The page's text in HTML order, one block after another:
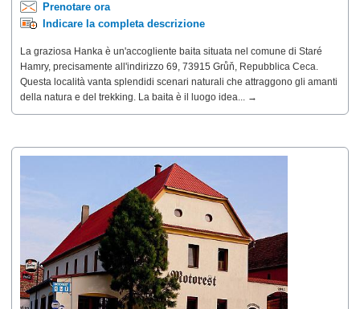
Prenotare ora
Indicare la completa descrizione
La graziosa Hanka è un'accogliente baita situata nel comune di Staré
Hamry, precisamente all'indirizzo 69, 73915 Grůň, Repubblica Ceca.
Questa località vanta splendidi scenari naturali che attraggono gli amanti
della natura e del trekking. La baita è il luogo idea... →